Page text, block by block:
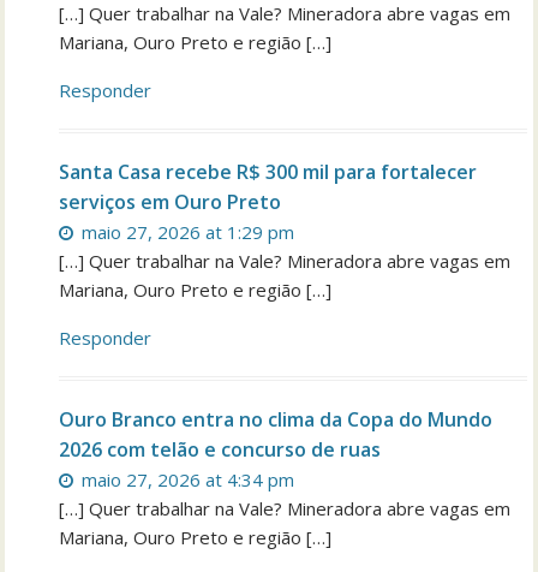
[…] Quer trabalhar na Vale? Mineradora abre vagas em
Mariana, Ouro Preto e região […]
Responder
Santa Casa recebe R$ 300 mil para fortalecer
serviços em Ouro Preto
maio 27, 2026 at 1:29 pm
[…] Quer trabalhar na Vale? Mineradora abre vagas em
Mariana, Ouro Preto e região […]
Responder
Ouro Branco entra no clima da Copa do Mundo
2026 com telão e concurso de ruas
maio 27, 2026 at 4:34 pm
[…] Quer trabalhar na Vale? Mineradora abre vagas em
Mariana, Ouro Preto e região […]